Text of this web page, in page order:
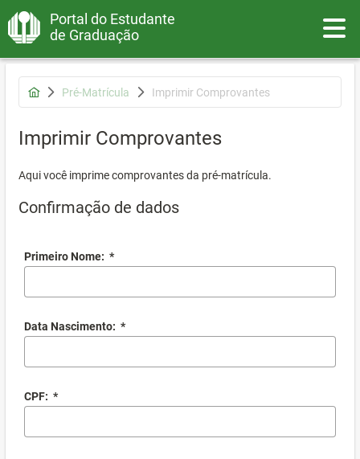
Portal do Estudante
de Graduação
Pré-Matrícula Imprimir Comprovantes
Imprimir Comprovantes
Aqui você imprime comprovantes da pré-matrícula.
Confirmação de dados
Primeiro Nome: *
Data Nascimento: *
CPF: *